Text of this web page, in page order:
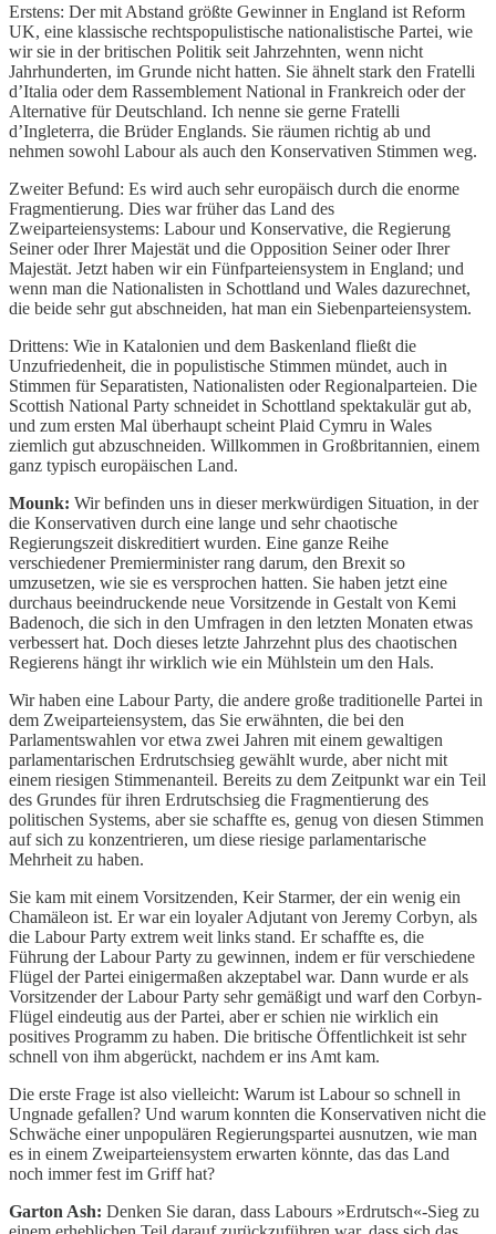
Erstens: Der mit Abstand größte Gewinner in England ist Reform
UK, eine klassische rechtspopulistische nationalistische Partei, wie
wir sie in der britischen Politik seit Jahrzehnten, wenn nicht
Jahrhunderten, im Grunde nicht hatten. Sie ähnelt stark den Fratelli
d’Italia oder dem Rassemblement National in Frankreich oder der
Alternative für Deutschland. Ich nenne sie gerne Fratelli
d’Ingleterra, die Brüder Englands. Sie räumen richtig ab und
nehmen sowohl Labour als auch den Konservativen Stimmen weg.
Zweiter Befund: Es wird auch sehr europäisch durch die enorme
Fragmentierung. Dies war früher das Land des
Zweiparteiensystems: Labour und Konservative, die Regierung
Seiner oder Ihrer Majestät und die Opposition Seiner oder Ihrer
Majestät. Jetzt haben wir ein Fünfparteiensystem in England; und
wenn man die Nationalisten in Schottland und Wales dazurechnet,
die beide sehr gut abschneiden, hat man ein Siebenparteiensystem.
Drittens: Wie in Katalonien und dem Baskenland fließt die
Unzufriedenheit, die in populistische Stimmen mündet, auch in
Stimmen für Separatisten, Nationalisten oder Regionalparteien. Die
Scottish National Party schneidet in Schottland spektakulär gut ab,
und zum ersten Mal überhaupt scheint Plaid Cymru in Wales
ziemlich gut abzuschneiden. Willkommen in Großbritannien, einem
ganz typisch europäischen Land.
Mounk: Wir befinden uns in dieser merkwürdigen Situation, in der
die Konservativen durch eine lange und sehr chaotische
Regierungszeit diskreditiert wurden. Eine ganze Reihe
verschiedener Premierminister rang darum, den Brexit so
umzusetzen, wie sie es versprochen hatten. Sie haben jetzt eine
durchaus beeindruckende neue Vorsitzende in Gestalt von Kemi
Badenoch, die sich in den Umfragen in den letzten Monaten etwas
verbessert hat. Doch dieses letzte Jahrzehnt plus des chaotischen
Regierens hängt ihr wirklich wie ein Mühlstein um den Hals.
Wir haben eine Labour Party, die andere große traditionelle Partei in
dem Zweiparteiensystem, das Sie erwähnten, die bei den
Parlamentswahlen vor etwa zwei Jahren mit einem gewaltigen
parlamentarischen Erdrutschsieg gewählt wurde, aber nicht mit
einem riesigen Stimmenanteil. Bereits zu dem Zeitpunkt war ein Teil
des Grundes für ihren Erdrutschsieg die Fragmentierung des
politischen Systems, aber sie schaffte es, genug von diesen Stimmen
auf sich zu konzentrieren, um diese riesige parlamentarische
Mehrheit zu haben.
Sie kam mit einem Vorsitzenden, Keir Starmer, der ein wenig ein
Chamäleon ist. Er war ein loyaler Adjutant von Jeremy Corbyn, als
die Labour Party extrem weit links stand. Er schaffte es, die
Führung der Labour Party zu gewinnen, indem er für verschiedene
Flügel der Partei einigermaßen akzeptabel war. Dann wurde er als
Vorsitzender der Labour Party sehr gemäßigt und warf den Corbyn-
Flügel eindeutig aus der Partei, aber er schien nie wirklich ein
positives Programm zu haben. Die britische Öffentlichkeit ist sehr
schnell von ihm abgerückt, nachdem er ins Amt kam.
Die erste Frage ist also vielleicht: Warum ist Labour so schnell in
Ungnade gefallen? Und warum konnten die Konservativen nicht die
Schwäche einer unpopulären Regierungspartei ausnutzen, wie man
es in einem Zweiparteiensystem erwarten könnte, das das Land
noch immer fest im Griff hat?
Garton Ash: Denken Sie daran, dass Labours »Erdrutsch«-Sieg zu